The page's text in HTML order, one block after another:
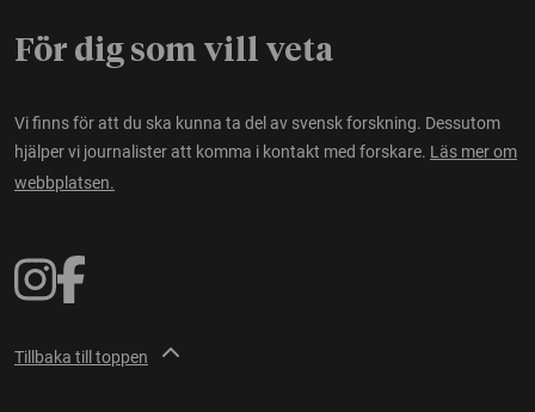
För dig som vill veta
Vi finns för att du ska kunna ta del av svensk forskning. Dessutom
hjälper vi journalister att komma i kontakt med forskare. Läs mer om
webbplatsen.
Tillbaka till toppen